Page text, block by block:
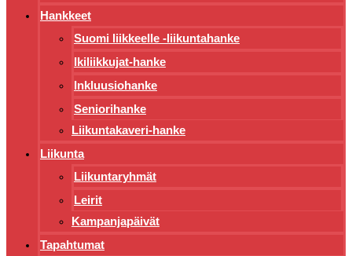
Hankkeet
Suomi liikkeelle -liikuntahanke
Ikiliikkujat-hanke
Inkluusiohanke
Seniorihanke
Liikuntakaveri-hanke
Liikunta
Liikuntaryhmät
Leirit
Kampanjapäivät
Tapahtumat